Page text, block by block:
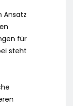
Ansatz
für
steht